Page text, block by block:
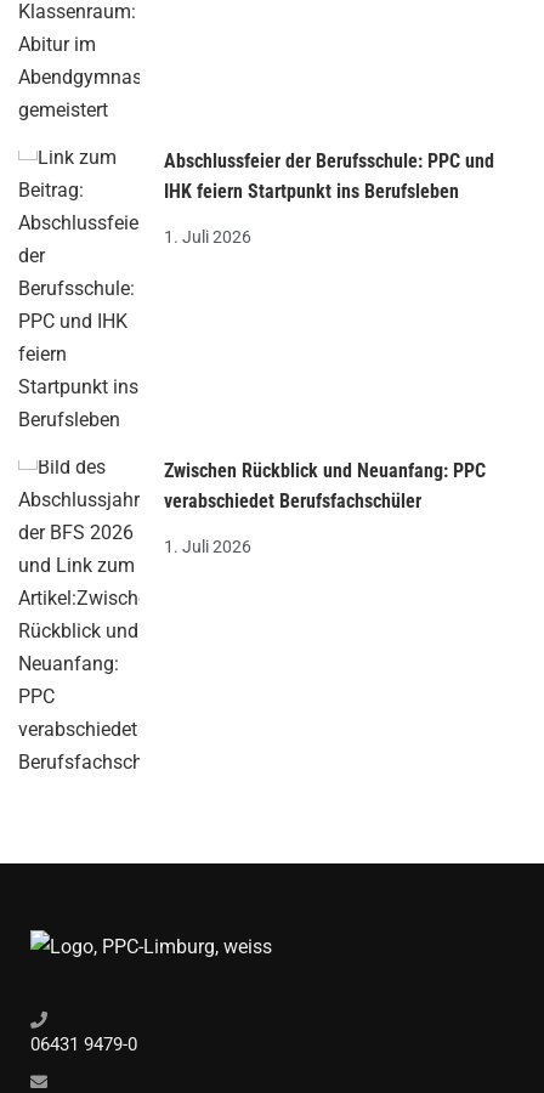
Abschlussfeier der Berufsschule: PPC und
IHK feiern Startpunkt ins Berufsleben
1. Juli 2026
Zwischen Rückblick und Neuanfang: PPC
verabschiedet Berufsfachschüler
1. Juli 2026
06431 9479-0